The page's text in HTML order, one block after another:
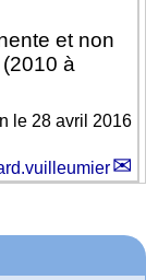
et non
à
le 28 avril 2016